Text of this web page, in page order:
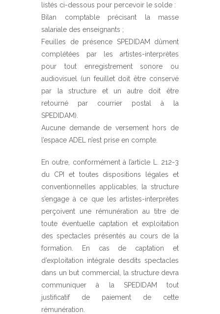
listés ci-dessous pour percevoir le solde :
Bilan comptable précisant la masse
salariale des enseignants ;
Feuilles de présence SPEDIDAM dûment
complétées par les artistes-interprètes
pour tout enregistrement sonore ou
audiovisuel (un feuillet doit être conservé
par la structure et un autre doit être
retourné par courrier postal à la
SPEDIDAM).
Aucune demande de versement hors de
l’espace ADEL n’est prise en compte.
En outre, conformément à l’article L. 212-3
du CPI et toutes dispositions légales et
conventionnelles applicables, la structure
s’engage à ce que les artistes-interprètes
perçoivent une rémunération au titre de
toute éventuelle captation et exploitation
des spectacles présentés au cours de la
formation. En cas de captation et
d’exploitation intégrale desdits spectacles
dans un but commercial, la structure devra
communiquer à la SPEDIDAM tout
justificatif de paiement de cette
rémunération.